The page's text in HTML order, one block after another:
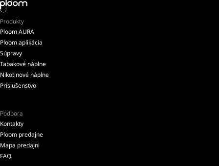
Produkty
Ploom AURA
Ploom aplikácia
Súpravy
Tabakové náplne
Nikotinové náplne
Príslušenstvo
Podpora
Kontakty
Ploom predajne
Mapa predajni
FAQ